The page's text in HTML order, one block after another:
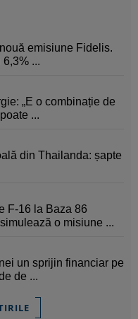
emisiune Fidelis.
...
„E o combinație de
...
din Thailanda: șapte
F-16 la Baza 86
o misiune ...
un sprijin financiar pe
de ...